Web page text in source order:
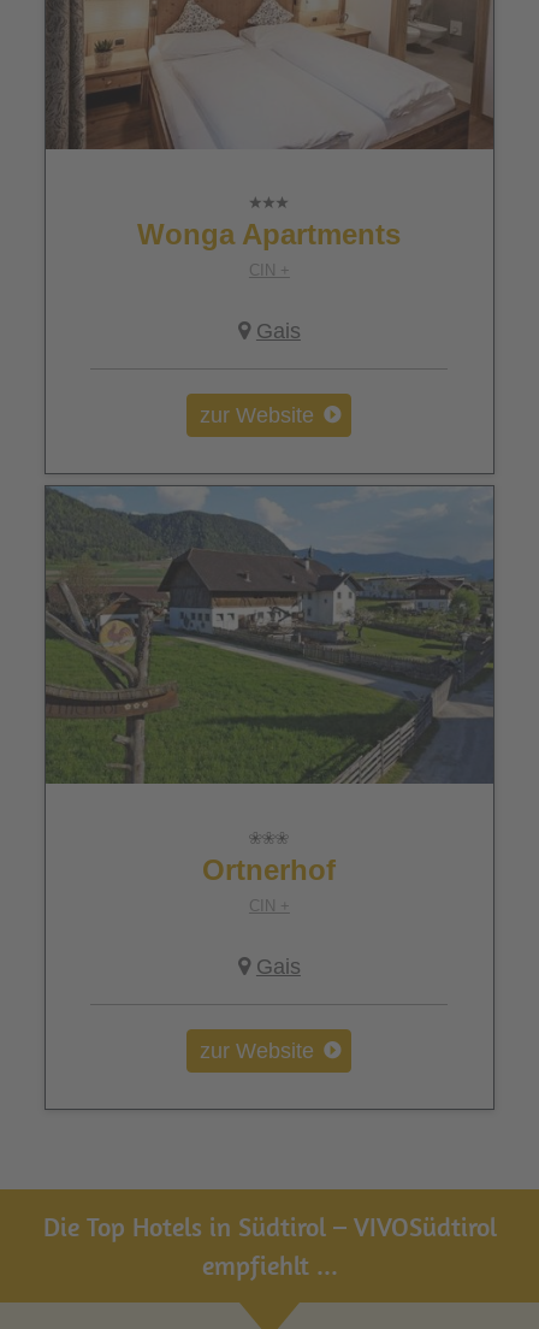
Wonga Apartments
CIN +
Gais
zur Website
Ortnerhof
CIN +
Gais
zur Website
Die Top Hotels in Südtirol – VIVOSüdtirol
empfiehlt ...